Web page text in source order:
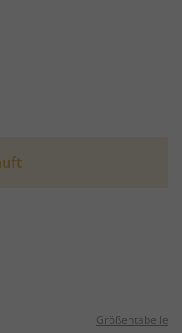
Größentabelle